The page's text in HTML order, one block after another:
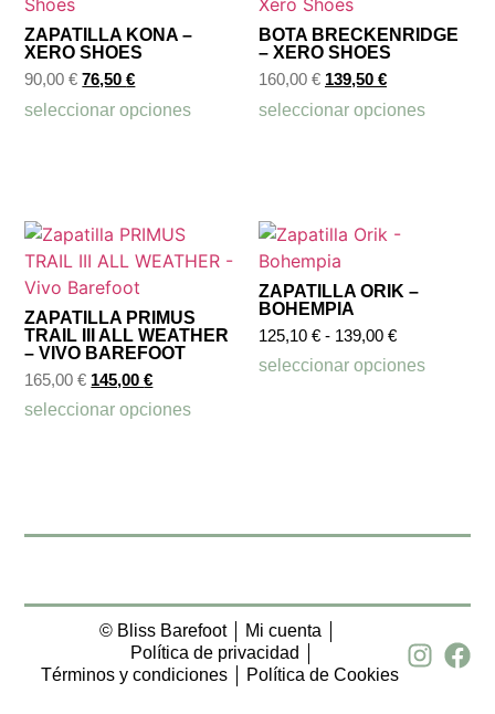
ZAPATILLA KONA –
XERO SHOES
90,00€ 76,50€
seleccionar opciones
BOTA BRECKENRIDGE
– XERO SHOES
160,00 € 139,50 €
seleccionar opciones
ZAPATILLA PRIMUS
TRAIL III ALL WEATHER
– VIVO BAREFOOT
165,00€ 145,00€
seleccionar opciones
ZAPATILLA ORIK –
BOHEMPIA
125,10 € - 139,00 €
seleccionar opciones
© Bliss Barefoot
Mi cuenta
Política de privacidad
Términos y condiciones
Política de Cookies